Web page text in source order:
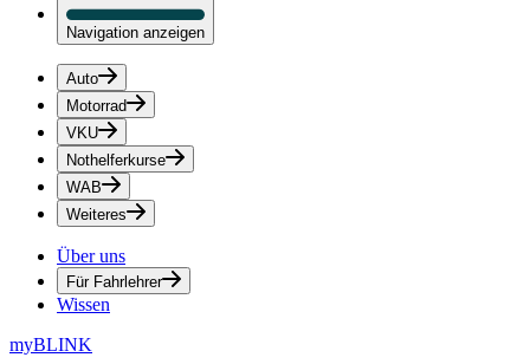
Navigation anzeigen
Auto
Motorrad
VKU
Nothelferkurse
WAB
Weiteres
Über uns
Für Fahrlehrer
Wissen
myBLINK